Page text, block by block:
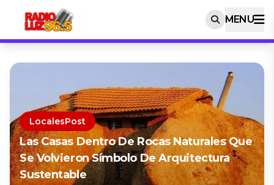
MENU
LocalesPost
Las Casas Dentro De Rocas Naturales Que
Se Volvieron Símbolo De Arquitectura
Sustentable